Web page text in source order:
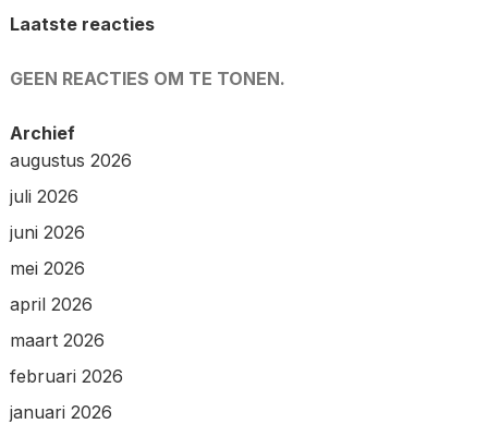
Laatste reacties
GEEN REACTIES OM TE TONEN.
Archief
augustus 2026
juli 2026
juni 2026
mei 2026
april 2026
maart 2026
februari 2026
januari 2026